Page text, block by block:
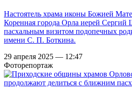
Настоятель храма иконы Божией
Коренная города Орла иерей Сергий
пасхальным визитом подопечных
имени С. П. Боткина.
29 апреля 2025 — 12:47
Фоторепортаж